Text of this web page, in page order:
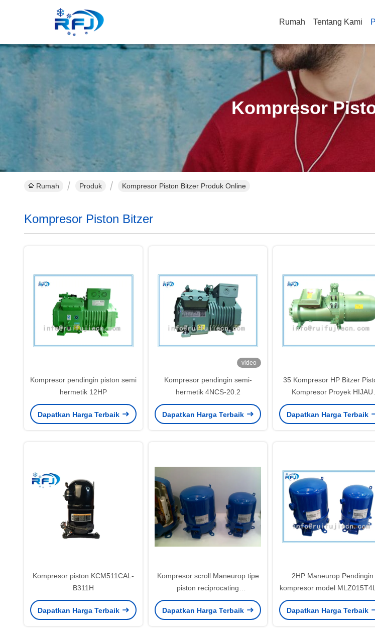
Rumah Tentang Kami
Kompresor
Rumah Produk Kompresor Piston Bitzer Produk Online
Kompresor Piston Bitzer
Kompresor pendingin piston semi
hermetik 12HP
Dapatkan Harga Terbaik
video
Kompresor pendingin semi-
hermetik 4NCS-20.2
Dapatkan Harga Terbaik
35 Kompresor HP Bitzer
Kompresor Proyek HIJAU
CHS6553-35Y
Dapatkan Harga Terbaik
Kompresor piston KCM511CAL-
B311H
Dapatkan Harga Terbaik
Kompresor scroll Maneurop tipe
piston reciprocating
HCM120T4LP6 10HP 99390BTU
Dapatkan Harga Terbaik
2HP Maneurop Pendingin
kompresor model
Maneurop kompresor
kaca spion
Dapatkan Harga Terbaik